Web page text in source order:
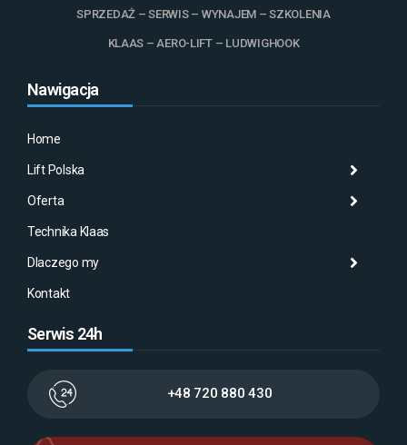
SPRZEDAŻ – SERWIS – WYNAJEM – SZKOLENIA
KLAAS – AERO-LIFT – LUDWIGHOOK
Nawigacja
Home
Lift Polska
Oferta
Technika Klaas
Dlaczego my
Kontakt
Serwis 24h
+48 720 880 430